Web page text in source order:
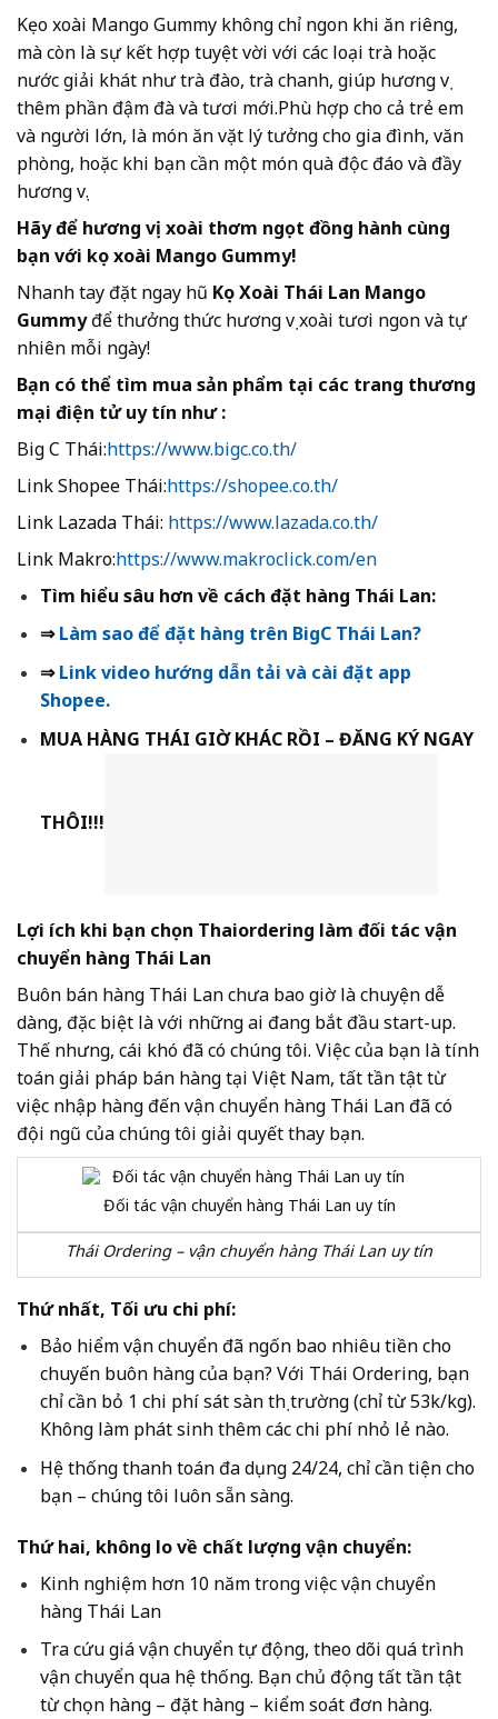
Kẹo xoài Mango Gummy không chỉ ngon khi ăn riêng,
mà còn là sự kết hợp tuyệt vời với các loại trà hoặc
nước giải khát như trà đào, trà chanh, giúp hương vị
thêm phần đậm đà và tươi mới.Phù hợp cho cả trẻ em
và người lớn, là món ăn vặt lý tưởng cho gia đình, văn
phòng, hoặc khi bạn cần một món quà độc đáo và đầy
hương vị.
Hãy để hương vị xoài thơm ngọt đồng hành cùng
bạn với kẹo xoài Mango Gummy!
Nhanh tay đặt ngay hũ Kẹo Xoài Thái Lan Mango
Gummyđể thưởng thức hương vị xoài tươi ngon và tự
nhiên mỗi ngày!
Bạn có thể tìm mua sản phẩm tại các trang thương
mại điện tử uy tín như:
Big C Thái:https://www.bigc.co.th/
Link Shopee Thái:https://shopee.co.th/
Link Lazada Thái: https://www.lazada.co.th/
Link Makro:https://www.makroclick.com/en
Tìm hiểu sâu hơn về cách đặt hàng Thái Lan:
⇒Làm sao để đặt hàng trên BigC Thái Lan?
⇒Link video hướng dẫn tải và cài đặt app
Shopee.
MUA HÀNG THÁI GIỜ KHÁC RỒI – ĐĂNG KÝ NGAY
THÔI!!!
Lợi ích khi bạn chọn Thaiordering làm đối tác vận
chuyển hàng Thái Lan
Buôn bán hàng Thái Lan chưa bao giờ là chuyện dễ
dàng, đặc biệt là với những ai đang bắt đầu start-up.
Thế nhưng, cái khó đã có chúng tôi. Việc của bạn là tính
toán giải pháp bán hàng tại Việt Nam, tất tần tật từ
việc nhập hàng đến vận chuyển hàng Thái Lan đã có
đội ngũ của chúng tôi giải quyết thay bạn.
Đối tác vận chuyển hàng Thái Lan uy tín
Thái Ordering – vận chuyển hàng Thái Lan uy tín
Thứ nhất, Tối ưu chi phí:
Bảo hiểm vận chuyển đã ngốn bao nhiêu tiền cho
chuyến buôn hàng của bạn? Với Thái Ordering, bạn
chỉ cần bỏ 1 chi phí sát sàn thị trường (chỉ từ 53k/kg).
Không làm phát sinh thêm các chi phí nhỏ lẻ nào.
Hệ thống thanh toán đa dụng 24/24, chỉ cần tiện cho
bạn – chúng tôi luôn sẵn sàng.
Thứ hai, không lo về chất lượng vận chuyển:
Kinh nghiệm hơn 10 năm trong việc vận chuyển
hàng Thái Lan
Tra cứu giá vận chuyển tự động, theo dõi quá trình
vận chuyển qua hệ thống. Bạn chủ động tất tần tật
từ chọn hàng – đặt hàng – kiểm soát đơn hàng.